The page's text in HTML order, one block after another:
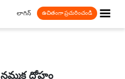
☰
లాగిన్ ఉచితంగా ప్రచురించండి
నమ్మక ద్రోహం